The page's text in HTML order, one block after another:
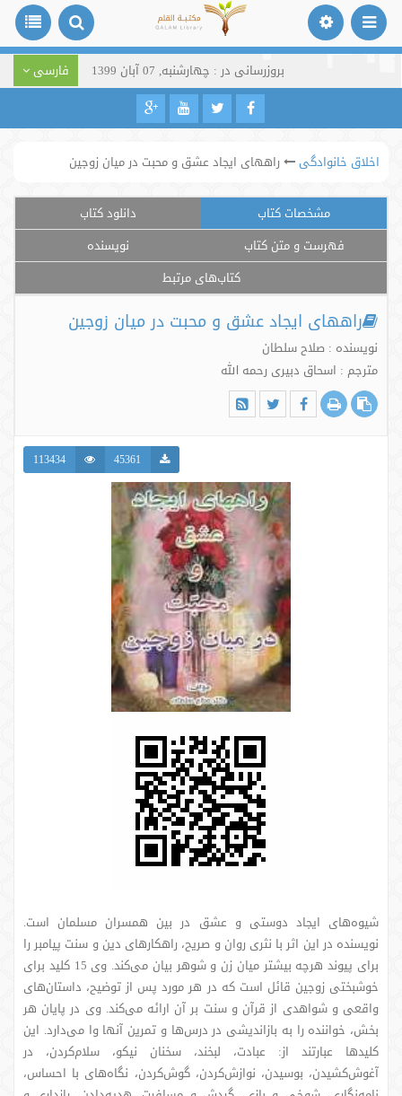
بروزرسانی در : چهارشنبه, 07 آبان 1399 فارسی
اخلاق خانوادگی راههای ایجاد عشق و محبت در میان زوجین
مشخصات کتاب
دانلود کتاب
فهرست و متن کتاب
نویسنده
کتاب‌های مرتبط
راههای ایجاد عشق و محبت در میان زوجین
نویسنده : صلاح سلطان
مترجم : اسحاق دبیری رحمه الله
45361
113434
شیوه‌های ایجاد دوستی و عشق در بین همسران مسلمان است.
نویسنده در این اثر با نثری روان و صریح، راهکارهای دین و سنت پیامبر را
برای پیوند هرچه بیشتر میان زن و شوهر بیان می‌کند. وی 15 کلید برای
خوشبختی زوجین قائل است که در هر مورد پس از توضیح، داستان‌های
واقعی و شواهدی از قرآن و سنت بر آن ارائه می‌کند. وی در پایان هر
بخش، خواننده را به بازاندیشی در درس‌ها و تمرین آنها وا می‌دارد. این
کلیدها عبارتند از: عبادت، لبخند، سخنان نیکو، سلام‌کردن، در
آغوش‌کشیدن، بوسیدن، نوازش‌کردن، گوش‌کردن، نگاه‌های با احساس،